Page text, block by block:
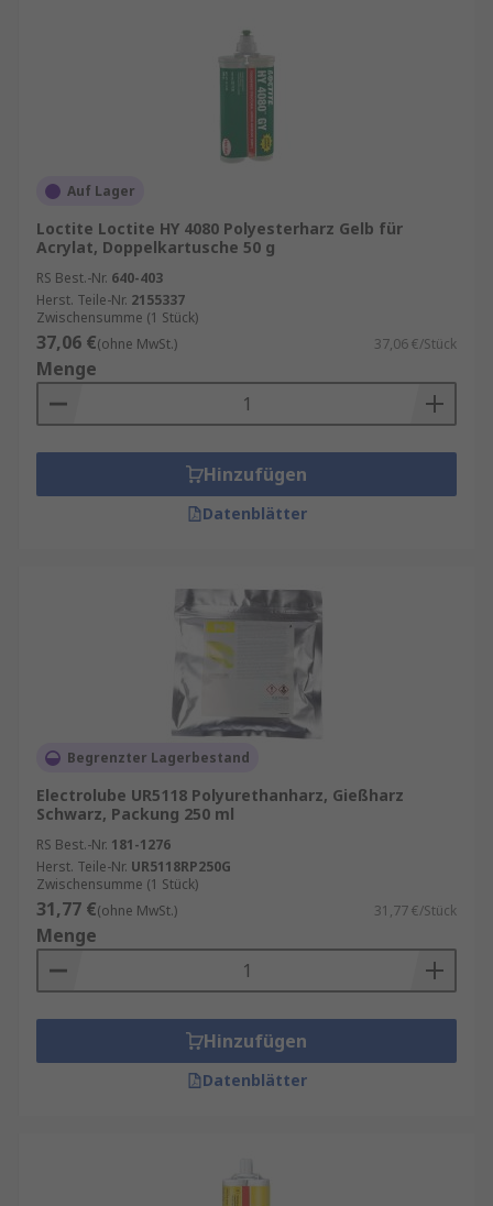
Auf Lager
Loctite Loctite HY 4080 Polyesterharz Gelb für
Acrylat, Doppelkartusche 50 g
RS Best.-Nr. 640-403
Herst. Teile-Nr. 2155337
Zwischensumme (1 Stück)
37,06 €(ohne MwSt.) 37,06 €/Stück
Menge
Hinzufügen
Datenblätter
Begrenzter Lagerbestand
Electrolube UR5118 Polyurethanharz, Gießharz
Schwarz, Packung 250 ml
RS Best.-Nr. 181-1276
Herst. Teile-Nr. UR5118RP250G
Zwischensumme (1 Stück)
31,77 €(ohne MwSt.) 31,77 €/Stück
Menge
Hinzufügen
Datenblätter